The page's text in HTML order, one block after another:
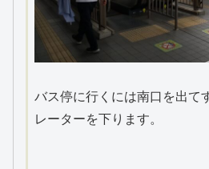
バス停に行くには南口を出て
レーターを下ります。